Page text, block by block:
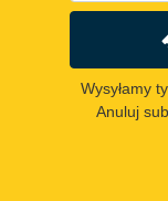
Wysyłamy
Anuluj